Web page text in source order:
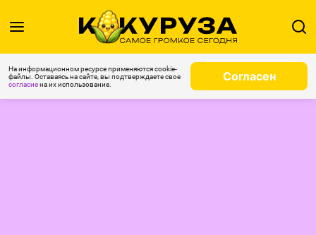
На информационном ресурсе применяются cookie-
файлы. Оставаясь на сайте, вы подтверждаете свое
согласиена их использование.
Согласен